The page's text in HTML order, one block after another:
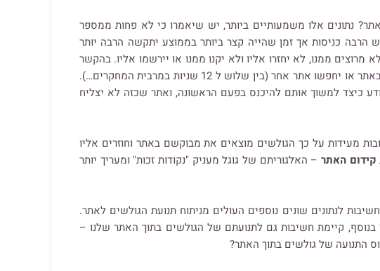
נתונים אלו משמעותיים ביותר, יש שיאמרו כי לא פחות ממספר
הרבה כניסות אך זמן שהייה קצר ביותר בממוצע יתקשה הרבה יותר
ממנו, לא יחזרו אליו ולא יקנו ממנו או יירשמו אליו. בהקשר
זה חשוב להזכיר את אינספור המחקרים המצביעים על פרק הזמן הממוצע שלוקח לגולשים להחליט האם יישארו באתר או יחפשו אתר אחר (בין שלוש ל 12 שניות במרבית המחקרים…).
כיצד למשוך אותם להיכנס בפעם הראשונה, ואתר שכזה לא יצליח
מעידות על כך הגולשים מוצאים את מבוקשם באתר וחוזרים אליו
קידום האתר – האלגוריתם של גוגל מעניק "נקודות זכות" ומעריך יותר
לנתונים שונים נוספים העולים מניתוח תנועת הגולשים לאתר.
קיימת חשיבות גם לתנועתם של הגולשים בתוך האתר שלנו –
התנועה של גולשים בתוך האתר?